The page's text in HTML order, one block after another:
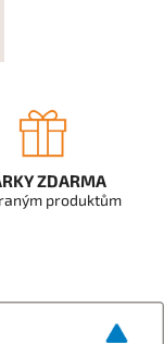
ZDARMA
produktům